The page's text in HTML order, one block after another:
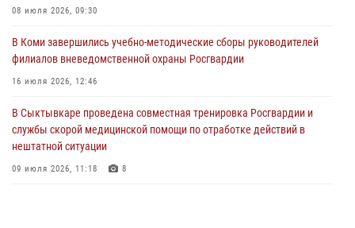
сотрудников вневедомственной охраны Росгвардии
В Сыктывкаре росгвардейцы приняли участие в молебне в рамках
Дня Крещения Руси и Дня святого равноапостольного князя
28 июля 2026, 13:32 8
08 июля 2026, 09:30
В Коми завершились учебно-методические сборы руководителей
филиалов вневедомственной охраны Росгвардии
16 июля 2026, 12:46
В Сыктывкаре проведена совместная тренировка Росгвардии и
службы скорой медицинской помощи по отработке действий в
нештатной ситуации
09 июля 2026, 11:18 8